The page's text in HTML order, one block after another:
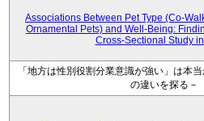
Associations Between Pet Type (Co-
Ornamental Pets) and Well-Being:
Cross-Sectional Study
「地方は性別役割分業意識が強い」は本
の違いを探る－